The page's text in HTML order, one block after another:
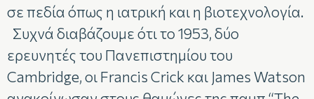
σε πεδία όπως η ιατρική και η βιοτεχνολογία.
Συχνά διαβάζουμε ότι το 1953, δύο
ερευνητές του Πανεπιστημίου του
Cambridge, οι Francis Crick και James Watson